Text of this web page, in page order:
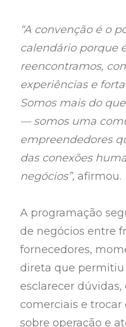
“A convenção é o
calendário porque
reencontramos,
experiências e
Somos mais do
— somos uma
empreendedores
das conexões
negócios”, afirmou.
A programação
de negócios entre
fornecedores,
direta que permitiu
esclarecer
comerciais e trocar
sobre operação e